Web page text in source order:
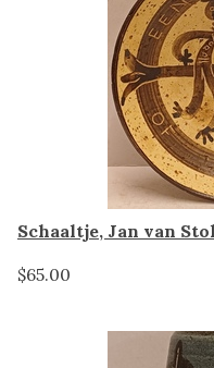
Schaaltje, Jan van
$65.00